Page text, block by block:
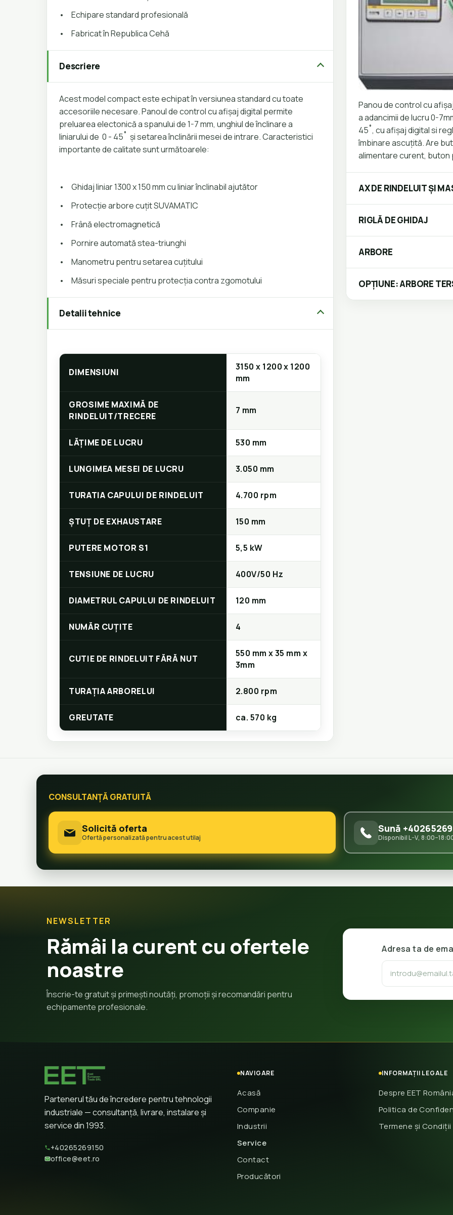
•
Echipare standard profesională
•
Fabricat în Republica Cehă
Descriere
Acest model compact este echipat în versiunea standard cu toate
accesoriile necesare. Panoul de control cu afișaj digital permite
preluarea electonică a spanului de 1-7 mm, unghiul de înclinare a
liniarului de 0 - 45˚ și setarea înclinării mesei de intrare. Caracteristici
importante de calitate sunt următoarele:
•
Ghidaj liniar 1300 x 150 mm cu liniar înclinabil ajutător
•
Protecție arbore cuțit SUVAMATIC
•
Frână electromagnetică
•
Pornire automată stea-triunghi
•
Manometru pentru setarea cuțitului
•
Măsuri speciale pentru protecția contra zgomotului
Detalii tehnice
DIMENSIUNI
3150 x 1200 x 1200
mm
GROSIME MAXIMĂ DE
RINDELUIT/TRECERE
7 mm
LĂȚIME DE LUCRU 530 mm
LUNGIMEA MESEI DE LUCRU 3.050 mm
TURATIA CAPULUI DE RINDELUIT 4.700 rpm
ȘTUȚ DE EXHAUSTARE 150 mm
PUTERE MOTOR S1 5,5 kW
TENSIUNE DE LUCRU 400V/50 Hz
DIAMETRUL CAPULUI DE RINDELUIT 120 mm
NUMĂR CUȚITE 4
CUTIE DE RINDELUIT FĂRĂ NUT
550 mm x 35 mm x
3mm
TURAŢIA ARBORELUI 2.800 rpm
GREUTATE ca. 570 kg
Panou de control cu
a adancimii de lucru 0-
45˚, cu afișaj digital si
îmbinare ascuțită. Are
alimentare curent,
AX DE RINDELUIT ȘI
RIGLĂ DE GHIDAJ
ARBORE
OPȚIUNE: ARBORE
CONSULTANȚĂ GRATUITĂ
Solicită oferta
Ofertă personalizată pentru acest utilaj
Sună
Disponibil L–V,
NEWSLETTER
Rămâi la curent cu ofertele
noastre
Înscrie-te gratuit și primești noutăți, promoții și recomandări pentru
echipamente profesionale.
Adresa ta de
Partenerul tău de încredere pentru tehnologii
industriale — consultanță, livrare, instalare și
service din 1993.
+40265269150
office@eet.ro
NAVIGARE
Acasă
Companie
Industrii
Service
Contact
Producători
INFORMAȚII LEGALE
Despre EET
Politica de
Termene și Condiții